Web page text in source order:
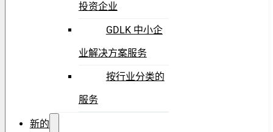
投资企业
GDLK 中小企
业解决方案服务
按行业分类的
服务
新的